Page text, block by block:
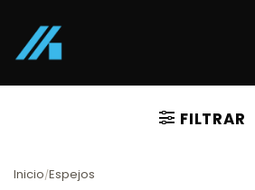
content
FILTRAR
Inicio/Espejos